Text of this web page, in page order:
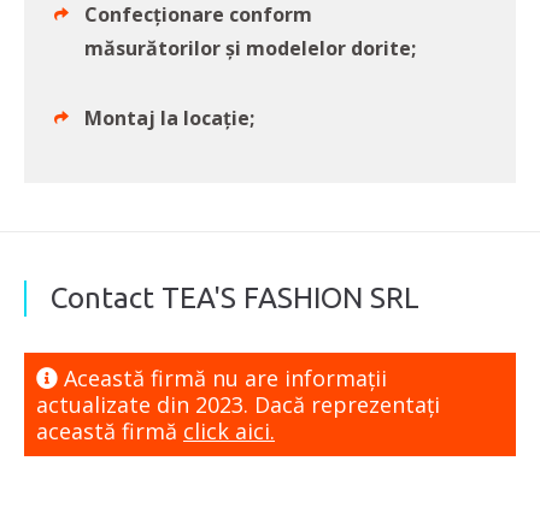
Confecționare conform
măsurătorilor și modelelor dorite;
Montaj la locație;
Contact TEA'S FASHION SRL
Această firmă nu are informaţii
actualizate din 2023. Dacă reprezentaţi
această firmă click aici.